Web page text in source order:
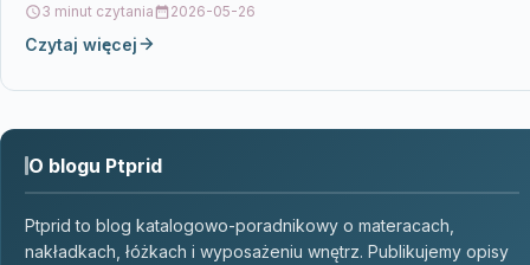
3 minut czytania 2026-05-26
Czytaj więcej
O blogu Ptprid
Ptprid to blog katalogowo-poradnikowy o materacach,
nakładkach, łóżkach i wyposażeniu wnętrz. Publikujemy opisy